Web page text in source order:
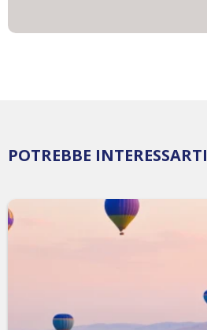
POTREBBE INTERESSARTI